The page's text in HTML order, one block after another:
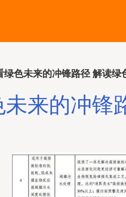
绿色未来的冲锋路径 解读
来的冲锋